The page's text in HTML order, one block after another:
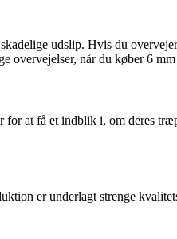
udslip. Hvis du
overvejelser, når du køber 6
for at få et indblik i, om deres
er underlagt strenge